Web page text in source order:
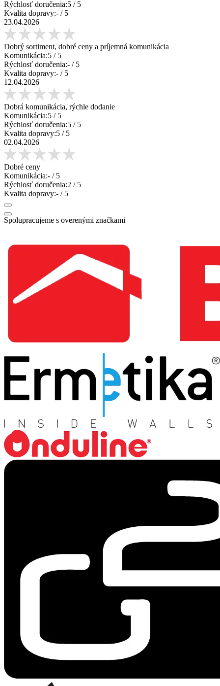
Rýchlosť doručenia:5 / 5
Kvalita dopravy:- / 5
23.04.2026
Dobrý sortiment, dobré ceny a príjemná komunikácia
Komunikácia:5 / 5
Rýchlosť doručenia:- / 5
Kvalita dopravy:- / 5
12.04.2026
Dobrá komunikácia, rýchle dodanie
Komunikácia:5 / 5
Rýchlosť doručenia:5 / 5
Kvalita dopravy:5 / 5
02.04.2026
Dobré ceny
Komunikácia:- / 5
Rýchlosť doručenia:2 / 5
Kvalita dopravy:- / 5
Spolupracujeme s overenými značkami